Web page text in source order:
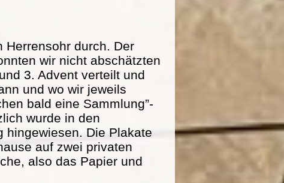
Herrensohr durch. Der
wir nicht abschätzten
3. Advent verteilt und
und wo wir jeweils
bald eine Sammlung”-
wurde in den
hingewiesen. Die Plakate
auf zwei privaten
also das Papier und